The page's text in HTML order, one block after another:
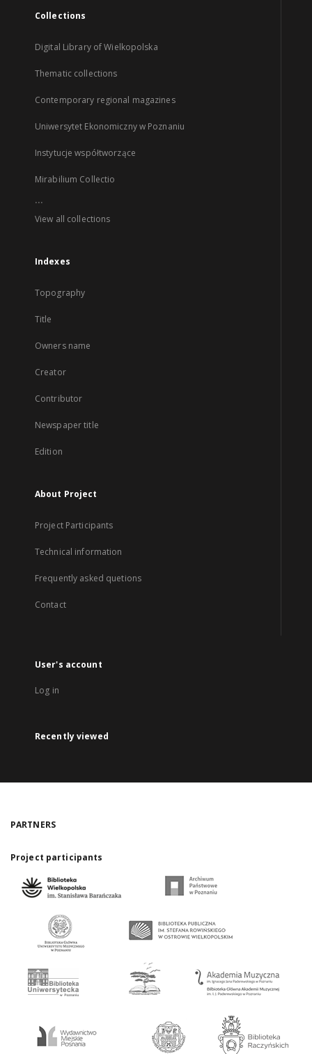
Collections
Digital Library of Wielkopolska
Thematic collections
Contemporary regional magazines
Uniwersytet Ekonomiczny w Poznaniu
Instytucje współtworzące
Mirabilium Collectio
...
View all collections
Indexes
Topography
Title
Owners name
Creator
Contributor
Newspaper title
Edition
About Project
Project Participants
Technical information
Frequently asked quetions
Contact
User's account
Log in
Recently viewed
PARTNERS
Project participants